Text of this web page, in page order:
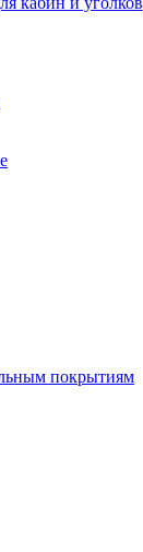
покрытиям